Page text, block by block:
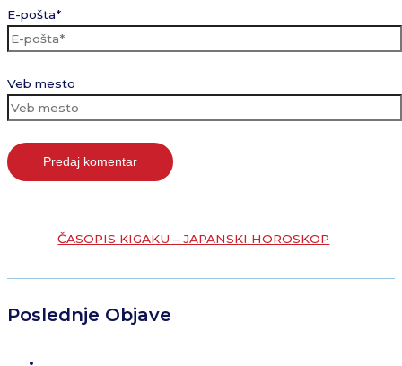
E-pošta*
Veb mesto
ČASOPIS KIGAKU – JAPANSKI HOROSKOP
Poslednje Objave